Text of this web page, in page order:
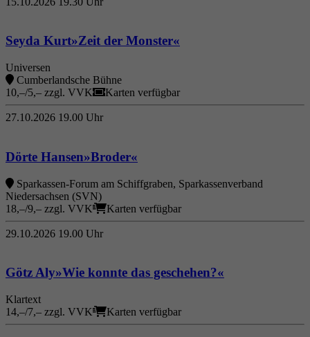
Seyda Kurt/»Zeit der Monster«
Universen
Cumberlandsche Bühne
10,–/5,– zzgl. VVK
Karten verfügbar
27.10.2026 19.00 Uhr
Dörte Hansen/»Broder«
Sparkassen-Forum am Schiffgraben, Sparkassenverband
Niedersachsen (SVN)
18,–/9,– zzgl. VVK
Karten verfügbar
29.10.2026 19.00 Uhr
Götz Aly/»Wie konnte das geschehen?«
Klartext
14,–/7,– zzgl. VVK
Karten verfügbar
Zweck
speichern, der ursprünglich zum Besuch der
Website verwendet worden ist.